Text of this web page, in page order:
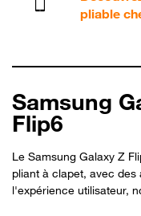
pliable
Samsung
Flip6
Le Samsung Galaxy Z
pliant à clapet, avec des
l'expérience utilisateur,